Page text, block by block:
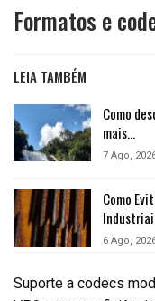
Formatos e
LEIA TAMBÉM
Como
mais…
7 Ago,
Como
6 Ago,
Suporte a codecs